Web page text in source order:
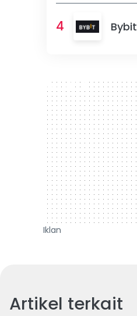
4 Bybit
300 x 250
Iklan
Artikel terkait